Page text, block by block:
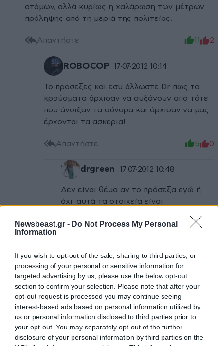
Newsbeast.gr - Do Not Process My Personal
Information
If you wish to opt-out of the sale, sharing to third parties, or
processing of your personal or sensitive information for
targeted advertising by us, please use the below opt-out
section to confirm your selection. Please note that after your
opt-out request is processed you may continue seeing
interest-based ads based on personal information utilized by
us or personal information disclosed to third parties prior to
your opt-out. You may separately opt-out of the further
disclosure of your personal information by third parties on the
ατόμων, αλλά κυρίως η χαλάρωση των μέτρων
πρόληψης από τη μεριά της πολιτείας.
Απαντήστε 11 2
ROBOCOP 17·07·2012 10:14
Το προσεξες και εσυ άλλωστε Dr πως τα
κρούσματα άρχισαν να αυξάνουν απο τότε
που άνοιξαν τα σύνορα και άρχισαν να μας
έρχονται τα ασκερια!
Απαντήστε 5 0
drgreen 17·07·2012 10:48
Δεν είναι θέμα αν το πρόσεξα εγώ ή
όχι, αυτά τα στοιχεία είναι
βιβλιογραφία από καιρό... Έχει σημασία
σ'όλη αυτή την ιστορία και η λύση στα
υγειονομικά προβλήματα δεν είναι
τόσο εύκολη όσο να πούμε "Να τους
μαζέψουμε και να τους στείλουμε σπίτι
τους". Χρειάζεται επίσης τακτικός (και
ουσιαστικός) υγειονομικός έλεγχος
τόσο σε ευπαθείς ομάδες Ελλήνων όσο
και σε ξένους, χρειάζεται βελτίωση